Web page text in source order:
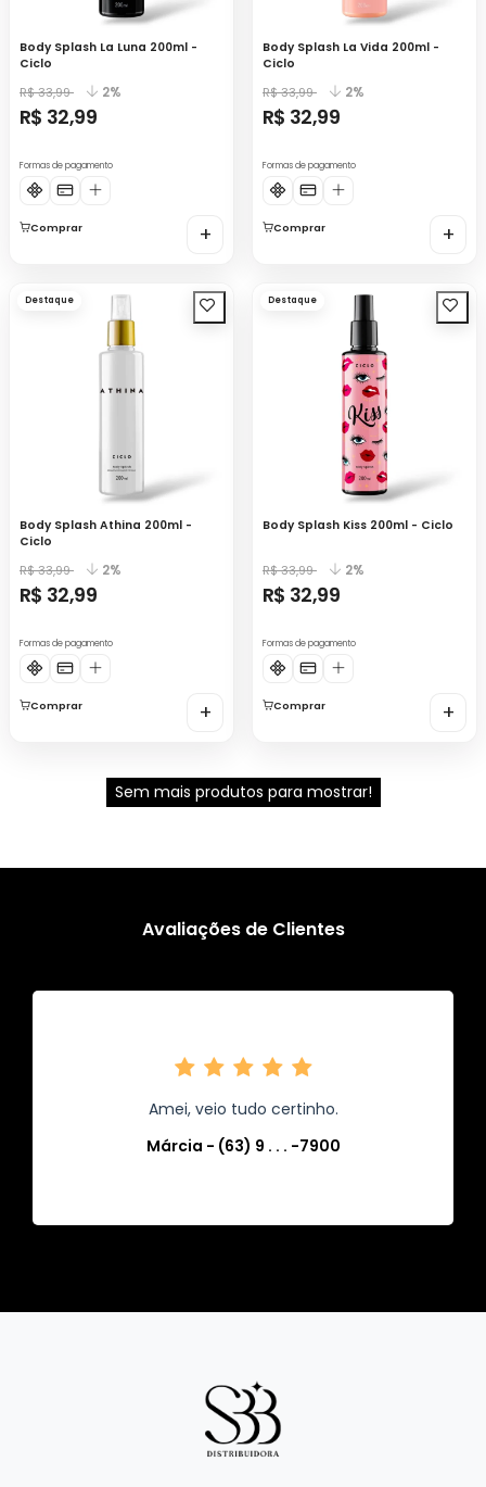
Body Splash La Luna 200ml -
Ciclo
R$ 33,99 2%
R$ 32,99
Formas de pagamento
Comprar +
Body Splash La Vida 200ml -
Ciclo
R$ 33,99 2%
R$ 32,99
Formas de pagamento
Comprar +
Destaque
Body Splash Athina 200ml -
Ciclo
R$ 33,99 2%
R$ 32,99
Formas de pagamento
Comprar +
Destaque
Body Splash Kiss 200ml - Ciclo
R$ 33,99 2%
R$ 32,99
Formas de pagamento
Comprar +
Sem mais produtos para mostrar!
Avaliações de Clientes
Amei, veio tudo certinho.
Márcia - (63) 9 . . . -7900